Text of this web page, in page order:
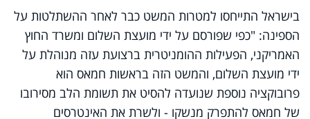
בישראל התייחסו למטרות המשט כבר לאחר ההשתלטות על
הספינה: "כפי שפורסם על ידי מועצת השלום ומשרד החוץ
האמריקני, הפעילות ההומניטרית ברצועת עזה מנוהלת על
ידי מועצת השלום, והמשט הזה בראשות חמאס הוא
פרובוקציה נוספת שנועדה להסיט את תשומת הלב מסירובו
של חמאס להתפרק מנשקו - ולשרת את האינטרסים